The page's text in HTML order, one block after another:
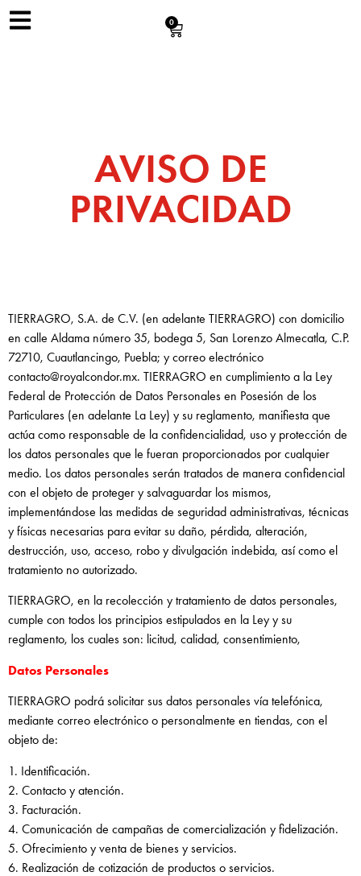
0
AVISO DE
PRIVACIDAD
TIERRAGRO, S.A. de C.V. (en adelante TIERRAGRO) con domicilio
en calle Aldama número 35, bodega 5, San Lorenzo Almecatla, C.P.
72710, Cuautlancingo, Puebla; y correo electrónico
contacto@royalcondor.mx. TIERRAGRO en cumplimiento a la Ley
Federal de Protección de Datos Personales en Posesión de los
Particulares (en adelante La Ley) y su reglamento, manifiesta que
actúa como responsable de la confidencialidad, uso y protección de
los datos personales que le fueran proporcionados por cualquier
medio. Los datos personales serán tratados de manera confidencial
con el objeto de proteger y salvaguardar los mismos,
implementándose las medidas de seguridad administrativas, técnicas
y físicas necesarias para evitar su daño, pérdida, alteración,
destrucción, uso, acceso, robo y divulgación indebida, así como el
tratamiento no autorizado.
TIERRAGRO, en la recolección y tratamiento de datos personales,
cumple con todos los principios estipulados en la Ley y su
reglamento, los cuales son: licitud, calidad, consentimiento,
Datos Personales
TIERRAGRO podrá solicitar sus datos personales vía telefónica,
mediante correo electrónico o personalmente en tiendas, con el
objeto de:
1. Identificación.
2. Contacto y atención.
3. Facturación.
4. Comunicación de campañas de comercialización y fidelización.
5. Ofrecimiento y venta de bienes y servicios.
6. Realización de cotización de productos o servicios.